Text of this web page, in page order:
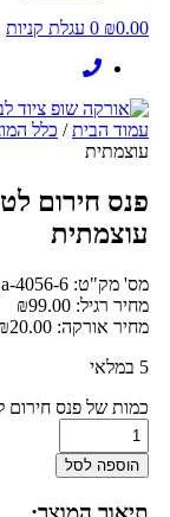
₪0.00
0 עגלת קניות
עמוד הבית/ כלל
עוצמתית
פנס חירום
עוצמתית
מס' מק"ט: Za-4056-6
מחיר רגיל:
₪99.00
מחיר אורקה:
₪20.00
5 במלאי
כמות של פנס חירום
הוספה לסל